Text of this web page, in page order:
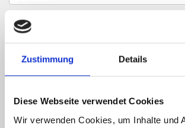
Zustimmung Details
Diese Webseite verwendet Cookies
Wir verwenden Cookies, um Inhalte und